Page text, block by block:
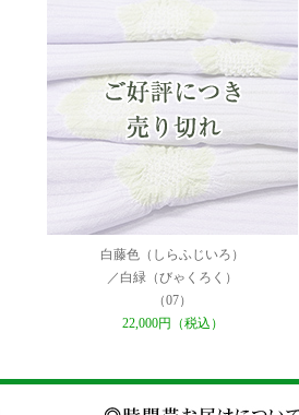
白藤色（しらふじいろ）
／白緑（びゃくろく）
（07）
22,000円（税込）